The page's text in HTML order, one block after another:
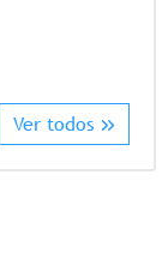
Ver todos